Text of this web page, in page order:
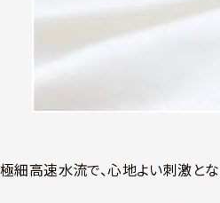
極細高速水流で、心地よい刺激と